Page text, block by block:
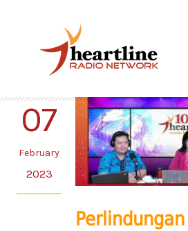
07
February
2023